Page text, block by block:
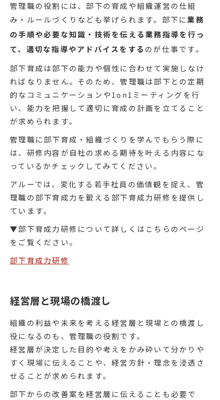
管理職の役割には、部下の育成や組織運営の仕組
み・ルールづくりなども挙げられます。部下に業務
の手順や必要な知識・技術を伝える業務指導を行っ
て、適切な指導やアドバイスをする のが仕事です。
部下育成は部下の能力や個性に合わせて実施しなけ
ればなりません。そのため、管理職は部下との定期
的なコミュニケーションや1on1ミーティングを行
い、能力を把握して適切に育成の計画を立てること
が求められます。
管理職に部下育成・組織づくりを学んでもらう際に
は、研修内容が自社の求める期待を叶える内容にな
っているかチェックしてみてください。
アルーでは、変化する若手社員の価値観を捉え、管
理職の部下育成力を鍛える部下育成力研修を提供し
ています。
▼部下育成力研修について詳しくはこちらのページ
をご覧ください。
部下育成力研修
経営層と現場の橋渡し
組織の利益や未来を考える経営層と現場との橋渡し
役になるのも、管理職の役割です。
経営層が決定した目的や考えをかみ砕いて分かりや
すく現場に伝えることや、経営方針・理念を浸透さ
せることが求められます。
部下からの改善案を経営層に伝えることも必要で